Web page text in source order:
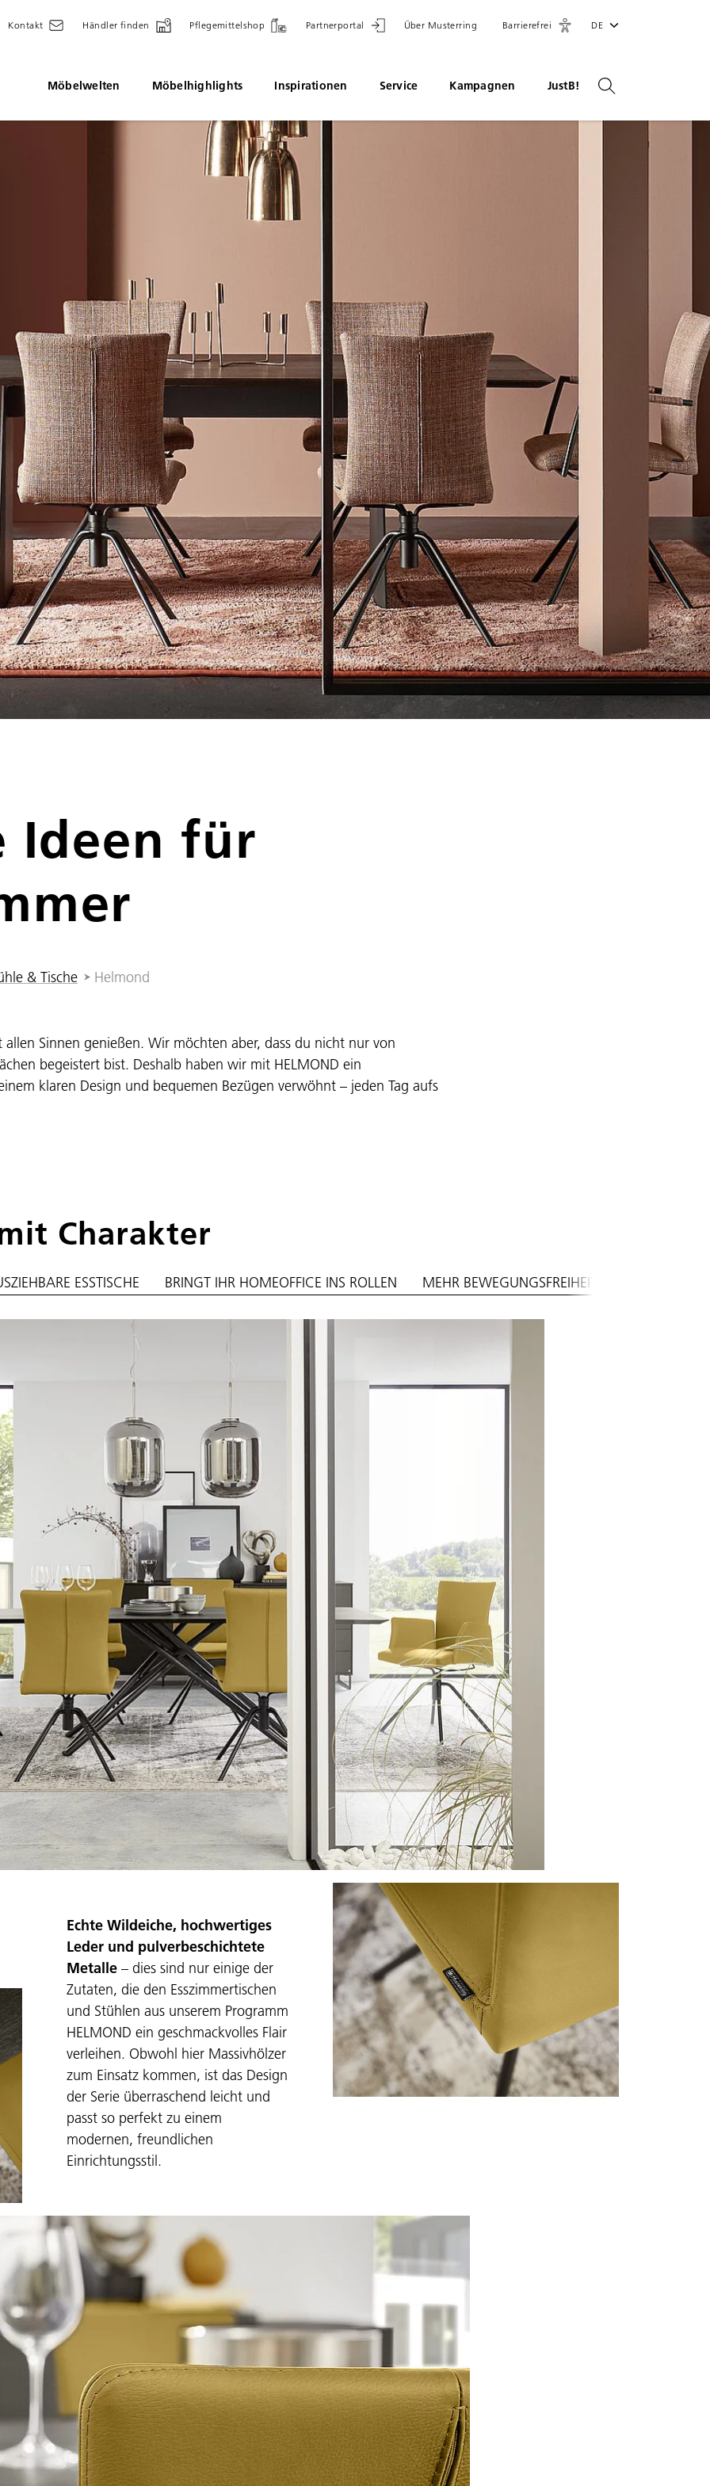
Kontakt Händler finden Pflegemittelshop Partnerportal Über Musterring Barrierefrei DE
Möbelwelten Möbelhighlights Inspirationen Service Kampagnen JustB!
Ideen für
& Tische Helmond
Sinnen genießen. Wir möchten aber, dass du nicht nur von
begeistert bist. Deshalb haben wir mit HELMOND ein
klaren Design und bequemen Bezügen verwöhnt – jeden Tag aufs
Charakter
ESSTISCHE BRINGT IHR HOMEOFFICE INS ROLLEN MEHR BEWEGUNGSFREIHEIT
Echte Wildeiche, hochwertiges
Leder und pulverbeschichtete
Metalle– dies sind nur einige der
Zutaten, die den Esszimmertischen
und Stühlen aus unserem Programm
HELMOND ein geschmackvolles Flair
verleihen. Obwohl hier Massivhölzer
zum Einsatz kommen, ist das Design
der Serie überraschend leicht und
passt so perfekt zu einem
modernen, freundlichen
Einrichtungsstil.